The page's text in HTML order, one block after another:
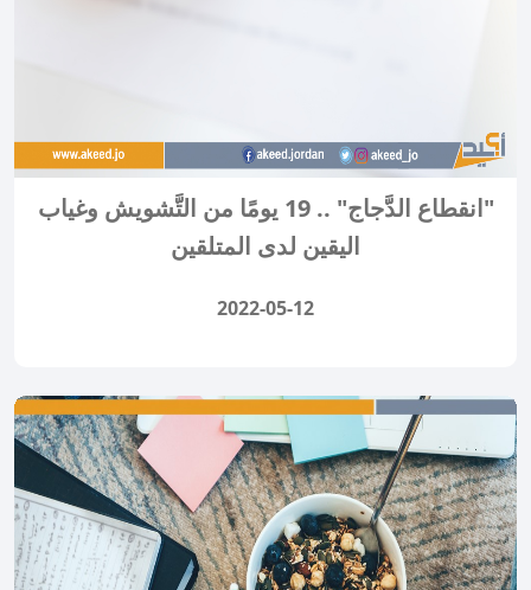
"انقطاع الدَّجاج" .. 19 يومًا من التَّشويش وغياب
اليقين لدى المتلقين
2022-05-12